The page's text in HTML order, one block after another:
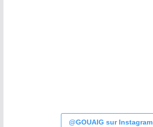
@GOUAIG sur Instagram